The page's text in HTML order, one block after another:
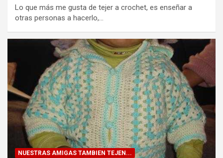
Lo que más me gusta de tejer a crochet, es enseñar a
otras personas a hacerlo,…
NUESTRAS AMIGAS TAMBIEN TEJEN...